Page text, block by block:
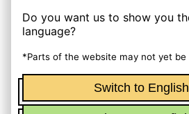
Do you want us to show you
language?
*Parts of the website may not yet be
Switch to
Política de Privacidad
Aviso Legal
Términos y